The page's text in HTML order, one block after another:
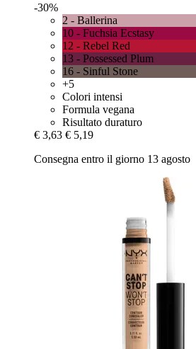
-30%
2 - Ballerina
10 - Fuchsia Ecstasy
12 - Rebel Red
13 - Possessed Plum
16 - Sinful Stone
+5
Colori intensi
Formula vegana
Risultato duraturo
€ 3,63 € 5,19
Consegna entro il giorno 13 agosto